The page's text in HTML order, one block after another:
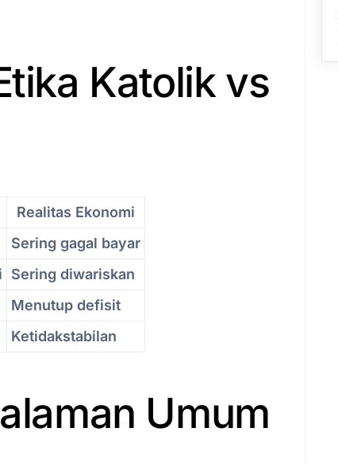
Katolik vs
Realitas Ekonomi
Sering gagal bayar
Sering diwariskan
Menutup defisit
Ketidakstabilan
Umum